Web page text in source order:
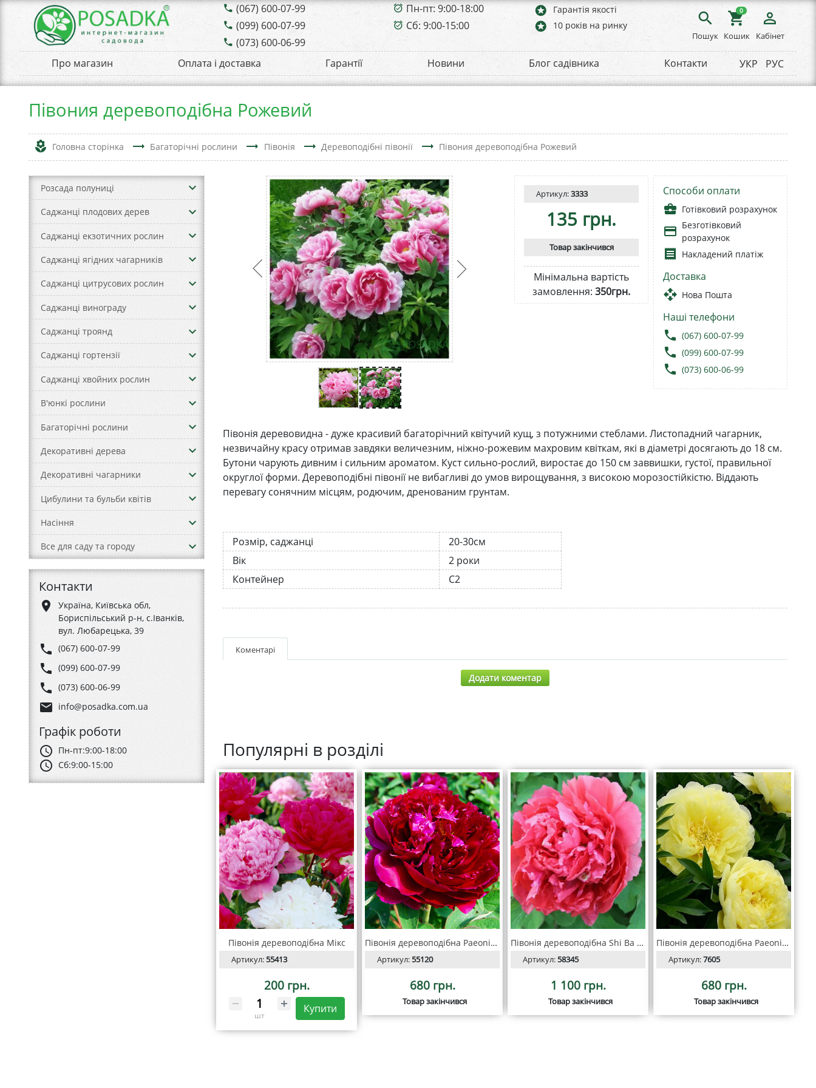
phone (067) 600-07-99
phone (099) 600-07-99
phone (073) 600-06-99
alarm_on Пн-пт: 9:00-18:00
alarm_on Сб: 9:00-15:00
stars Гарантія якості
stars 10 років на ринку search
Пошук
shopping_cart
0
Кошик
person_outline
Кабінет
Про магазин Оплата і доставка Гарантії Новини Блог садівника Контакти УКР РУС
Півония деревоподібна Рожевий
local_florist Головна сторінка trending_flat Багаторічні рослини trending_flat Півонія trending_flat Деревоподібні півонії trending_flat Півония деревоподібна Рожевий
Розсада полуниці keyboard_arrow_down
Саджанці плодових дерев keyboard_arrow_down
Саджанці екзотичних рослин keyboard_arrow_down
Саджанці ягідних чагарників keyboard_arrow_down
Саджанці цитрусових рослин keyboard_arrow_down
Саджанці винограду keyboard_arrow_down
Саджанці троянд keyboard_arrow_down
Саджанці гортензії keyboard_arrow_down
Саджанці хвойних рослин keyboard_arrow_down
В'юнкі рослини keyboard_arrow_down
Багаторічні рослини keyboard_arrow_down
Декоративні дерева keyboard_arrow_down
Декоративні чагарники keyboard_arrow_down
Цибулини та бульби квітів keyboard_arrow_down
Насіння keyboard_arrow_down
Все для саду та городу keyboard_arrow_down
Контакти
place
Україна, Київська обл,
Бориспільський р-н, с.Іванків,
вул. Любарецька, 39
phone (067) 600-07-99
phone (099) 600-07-99
phone (073) 600-06-99
email info@posadka.com.ua
Графік роботи
schedule Пн-пт:9:00-18:00
schedule Сб:9:00-15:00
Артикул:3333
135 грн.
Товар закінчився
Мінімальна вартість
замовлення: 350грн.
Способи оплати
business_center Готівковий розрахунок
payment Безготівковий
розрахунок
receipt Накладений платіж
Доставка
open_with Нова Пошта
Наші телефони
local_phone (067) 600-07-99
local_phone (099) 600-07-99
local_phone (073) 600-06-99
Півонія деревовидна - дуже красивий багаторічний квітучий кущ, з потужними стеблами. Листопадний чагарник,
незвичайну красу отримав завдяки величезним, ніжно-рожевим махровим квіткам, які в діаметрі досягають до 18 см.
Бутони чарують дивним і сильним ароматом. Куст сильно-рослий, виростає до 150 см заввишки, густої, правильної
округлої форми. Деревоподібні півонії не вибагливі до умов вирощування, з високою морозостійкістю. Віддають
перевагу сонячним місцям, родючим, дренованим грунтам.
Розмір, саджанці
20-30см
Вік
2 роки
Контейнер
С2
Коментарі
Додати коментар
Популярні в розділі
Півонія деревоподібна Мікс
Артикул:55413
200 грн.
шт
Купити
Півонія деревоподібна Paeonia suffr. red
Артикул:55120
680 грн.
Товар закінчився
Півонія деревоподібна Shi Ba Hao
Артикул:58345
1 100 грн.
Товар закінчився
Півонія деревоподібна Paeonia suffr. Жовтий
Артикул:7605
680 грн.
Товар закінчився